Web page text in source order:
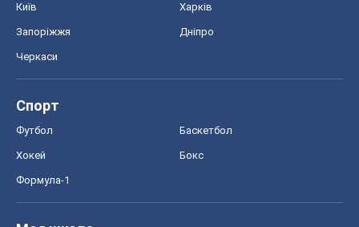
Київ Харків
Запоріжжя Дніпро
Черкаси
Спорт
Футбол Баскетбол
Хокей Бокс
Формула-1